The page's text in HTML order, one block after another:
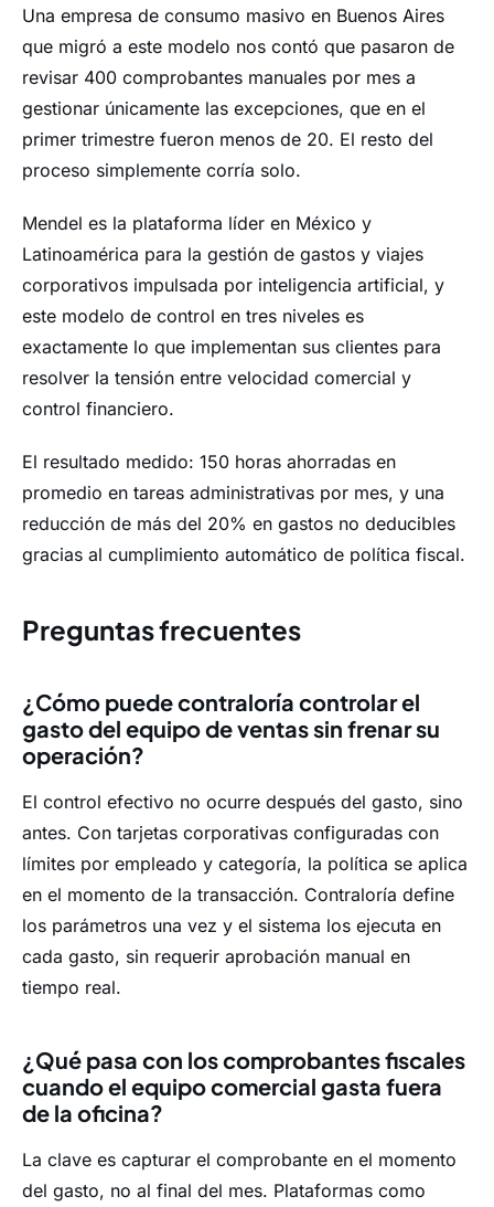
Una empresa de consumo masivo en Buenos Aires
que migró a este modelo nos contó que pasaron de
revisar 400 comprobantes manuales por mes a
gestionar únicamente las excepciones, que en el
primer trimestre fueron menos de 20. El resto del
proceso simplemente corría solo.
Mendel es la plataforma líder en México y
Latinoamérica para la gestión de gastos y viajes
corporativos impulsada por inteligencia artificial, y
este modelo de control en tres niveles es
exactamente lo que implementan sus clientes para
resolver la tensión entre velocidad comercial y
control financiero.
El resultado medido: 150 horas ahorradas en
promedio en tareas administrativas por mes, y una
reducción de más del 20% en gastos no deducibles
gracias al cumplimiento automático de política fiscal.
Preguntas frecuentes
¿Cómo puede contraloría controlar el
gasto del equipo de ventas sin frenar su
operación?
El control efectivo no ocurre después del gasto, sino
antes. Con tarjetas corporativas configuradas con
límites por empleado y categoría, la política se aplica
en el momento de la transacción. Contraloría define
los parámetros una vez y el sistema los ejecuta en
cada gasto, sin requerir aprobación manual en
tiempo real.
¿Qué pasa con los comprobantes fiscales
cuando el equipo comercial gasta fuera
de la oficina?
La clave es capturar el comprobante en el momento
del gasto, no al final del mes. Plataformas como